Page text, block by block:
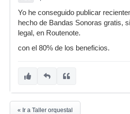
Yo he conseguido publicar
hecho de Bandas Sonoras gratis,
legal, en Routenote.
con el 80% de los beneficios.
« Ir a Taller orquestal